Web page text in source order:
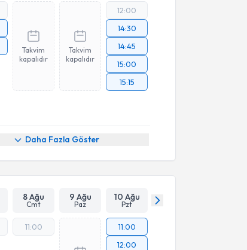
Takvim
kapalıdır
Takvim
kapalıdır
12:00
14:30
14:45
15:00
15:15
Daha Fazla Göster
8 Ağu
Cmt
9 Ağu
Paz
10 Ağu
Pzt
11:00
11:00
12:00